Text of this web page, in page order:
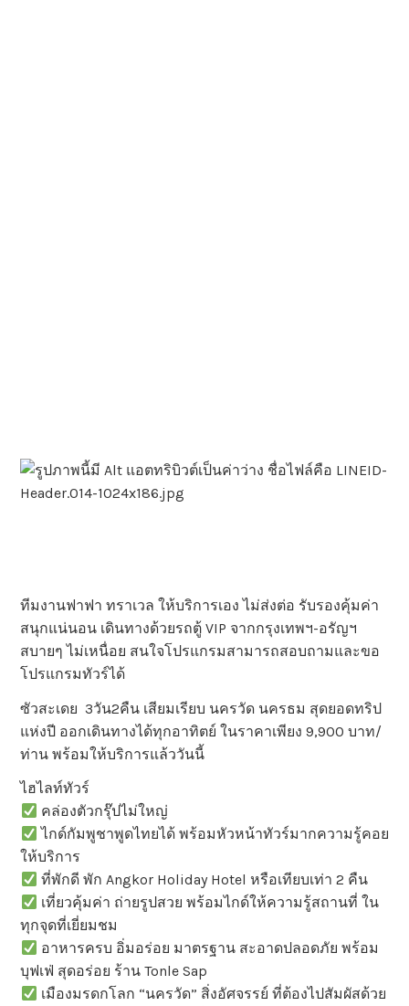
ทีมงานฟาฟา ทราเวล ให้บริการเอง ไม่ส่งต่อ รับรองคุ้มค่า
สนุกแน่นอน เดินทางด้วยรถตู้ VIP จากกรุงเทพฯ-อรัญฯ
สบายๆ ไม่เหนื่อย สนใจโปรแกรมสามารถสอบถามและขอ
โปรแกรมทัวร์ได้
ซัวสะเดย 3วัน2คืน เสียมเรียบ นครวัด นครธม สุดยอดทริป
แห่งปี ออกเดินทางได้ทุกอาทิตย์ ในราคาเพียง 9,900 บาท/
ท่าน พร้อมให้บริการแล้ววันนี้
ไฮไลท์ทัวร์
คล่องตัวกรุ๊ปไม่ใหญ่
ไกด์กัมพูชาพูดไทยได้ พร้อมหัวหน้าทัวร์มากความรู้คอย
ให้บริการ
ที่พักดี พัก Angkor Holiday Hotel หรือเทียบเท่า 2 คืน
เที่ยวคุ้มค่า ถ่ายรูปสวย พร้อมไกด์ให้ความรู้สถานที่ ใน
ทุกจุดที่เยี่ยมชม
อาหารครบ อิ่มอร่อย มาตรฐาน สะอาดปลอดภัย พร้อม
บุฟเฟ่ สุดอร่อย ร้าน Tonle Sap
เมืองมรดกโลก “นครวัด” สิ่งอัศจรรย์ ที่ต้องไปสัมผัสด้วย